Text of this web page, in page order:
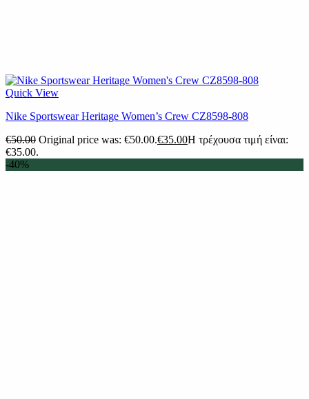
Quick View
Nike Sportswear Heritage Women’s Crew CZ8598-808
€50.00 Original price was: €50.00.€35.00Η τρέχουσα τιμή είναι:
€35.00.
-40%